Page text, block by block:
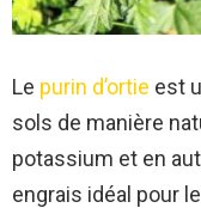
Le purin d’ortie est
sols de manière
potassium et en
engrais idéal pour